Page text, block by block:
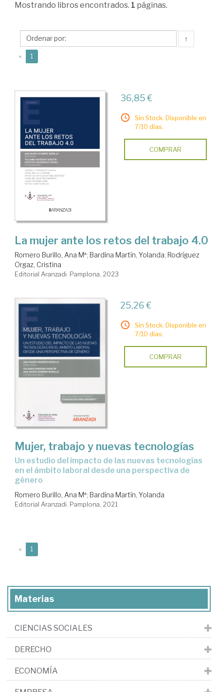
Bardina
Yolanda
Mostrando libros encontrados. 1 páginas.
↑
« 1
36,85 €
Sin Stock. Disponible en
7/10 días.
COMPRAR
La mujer ante los retos del trabajo 4.0
Romero Burillo, Ana Mª; Bardina Martín, Yolanda; Rodríguez
Orgaz, Cristina
Editorial Aranzadi. Pamplona, 2023
25,26 €
Sin Stock. Disponible en
7/10 días.
COMPRAR
Mujer, trabajo y nuevas tecnologías
un estudio del impacto de las nuevas tecnologías
en el ámbito laboral desde una perspectiva de
género
Romero Burillo, Ana Mª; Bardina Martín, Yolanda
Editorial Aranzadi. Pamplona, 2021
« 1
Materias
CIENCIAS SOCIALES
DERECHO
ECONOMÍA